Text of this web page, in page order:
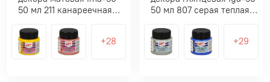
50 мл 211 канареечная
50 мл 807 серая теплая